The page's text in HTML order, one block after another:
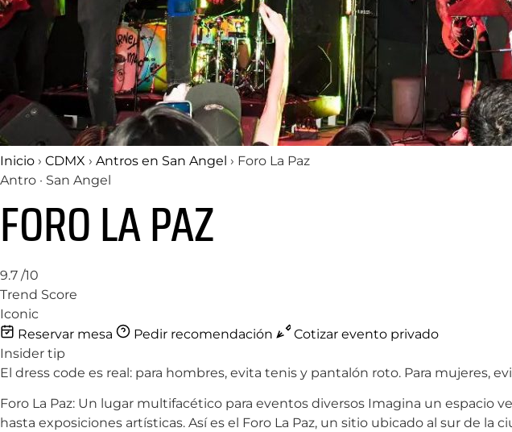
Inicio › CDMX › Antros en San Angel › Foro La Paz
Antro · San Angel
FORO LA PAZ
9.7 /10
Trend Score
Iconic
Reservar mesa
Pedir recomendación
Cotizar evento privado
Insider tip
El dress code es real: para hombres, evita tenis y pantalón roto. Para mujeres,
Foro La Paz: Un lugar multifacético para eventos diversos Imagina un
hasta exposiciones artísticas. Así es el Foro La Paz, un sitio ubicado al sur de